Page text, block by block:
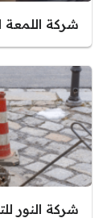
شركة اللمعة
شركة النور